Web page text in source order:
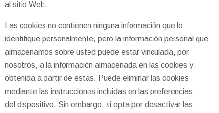
al sitio Web.
Las cookies no contienen ninguna información que lo
identifique personalmente, pero la información personal que
almacenamos sobre usted puede estar vinculada, por
nosotros, a la información almacenada en las cookies y
obtenida a partir de estas. Puede eliminar las cookies
mediante las instrucciones incluidas en las preferencias
del dispositivo. Sin embargo, si opta por desactivar las